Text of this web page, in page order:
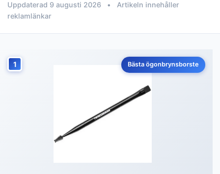
Uppdaterad 9 augusti 2026 •
Artikeln innehåller
reklamlänkar
1 Bästa ögonbrynsborste